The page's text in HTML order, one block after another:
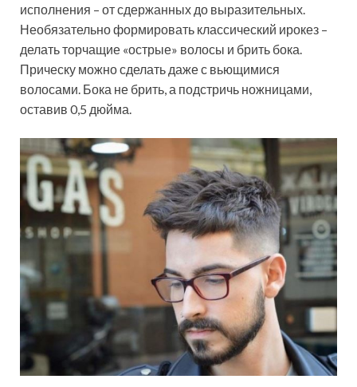
исполнения – от сдержанных до выразительных.
Необязательно формировать классический ирокез –
делать торчащие «острые» волосы и брить бока.
Прическу можно сделать даже с вьющимися
волосами. Бока не брить, а подстричь ножницами,
оставив 0,5 дюйма.